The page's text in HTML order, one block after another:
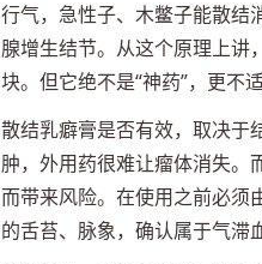
行气，急性子、木鳖子能散结
腺增生结节。从这个原理上讲
块。但它绝不是“神药”，更不
散结乳癖膏是否有效，取决于
肿，外用药很难让瘤体消失。
而带来风险。在使用之前必须
的舌苔、脉象，确认属于气滞